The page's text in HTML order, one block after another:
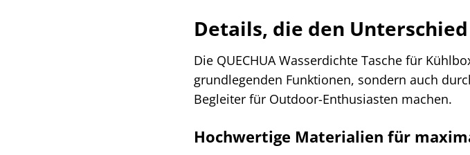
Details, die den
Die QUECHUA Wasserdichte Tasche für
grundlegenden Funktionen, sondern auch
Begleiter für Outdoor-Enthusiasten machen.
Hochwertige Materialien für